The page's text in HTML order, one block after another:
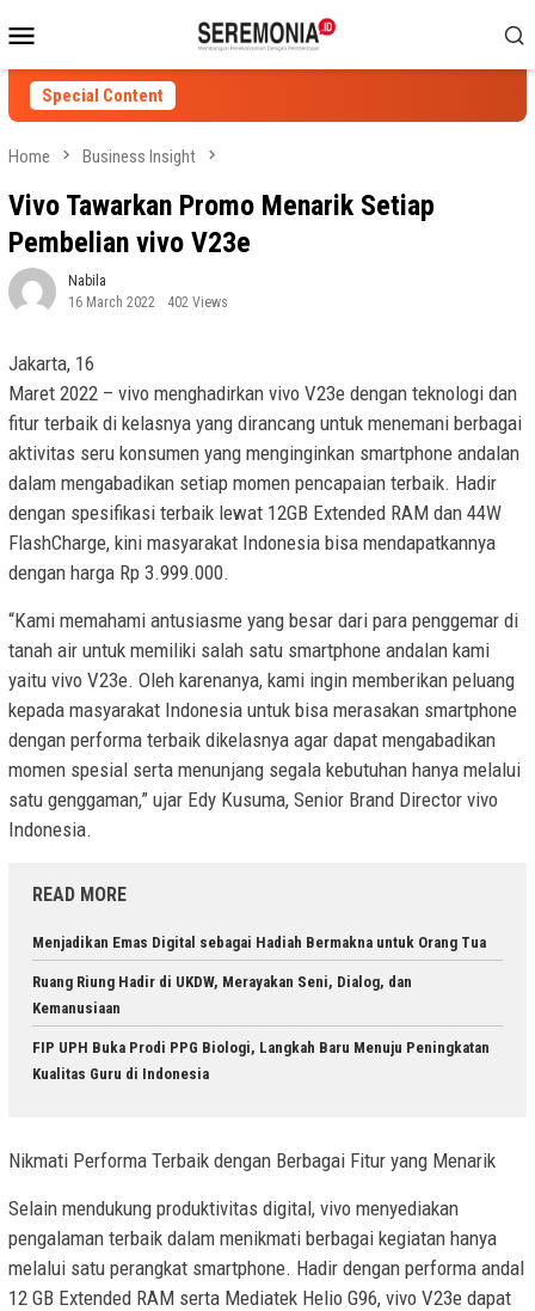
to
contentMenu
Special Content
Home Business Insight
Vivo Tawarkan Promo Menarik Setiap
Pembelian vivo V23e
Nabila
16 March 2022
402 Views
Jakarta, 16
Maret 2022 – vivo menghadirkan vivo V23e dengan teknologi dan
fitur terbaik di kelasnya yang dirancang untuk menemani berbagai
aktivitas seru konsumen yang menginginkan smartphone andalan
dalam mengabadikan setiap momen pencapaian terbaik. Hadir
dengan spesifikasi terbaik lewat 12GB Extended RAM dan 44W
FlashCharge, kini masyarakat Indonesia bisa mendapatkannya
dengan harga Rp 3.999.000.
“Kami memahami antusiasme yang besar dari para penggemar di
tanah air untuk memiliki salah satu smartphone andalan kami
yaitu vivo V23e. Oleh karenanya, kami ingin memberikan peluang
kepada masyarakat Indonesia untuk bisa merasakan smartphone
dengan performa terbaik dikelasnya agar dapat mengabadikan
momen spesial serta menunjang segala kebutuhan hanya melalui
satu genggaman,” ujar Edy Kusuma, Senior Brand Director vivo
Indonesia.
READ MORE
Menjadikan Emas Digital sebagai Hadiah Bermakna untuk Orang Tua
Ruang Riung Hadir di UKDW, Merayakan Seni, Dialog, dan
Kemanusiaan
FIP UPH Buka Prodi PPG Biologi, Langkah Baru Menuju Peningkatan
Kualitas Guru di Indonesia
Nikmati Performa Terbaik dengan Berbagai Fitur yang Menarik
Selain mendukung produktivitas digital, vivo menyediakan
pengalaman terbaik dalam menikmati berbagai kegiatan hanya
melalui satu perangkat smartphone. Hadir dengan performa andal
12 GB Extended RAM serta Mediatek Helio G96, vivo V23e dapat